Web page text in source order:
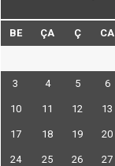
BE ÇA Ç CA
3 4 5 6
10 11 12 13
17 18 19 20
24 25 26 27